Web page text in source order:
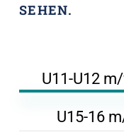
SEHEN.
U11-U12
U15-16